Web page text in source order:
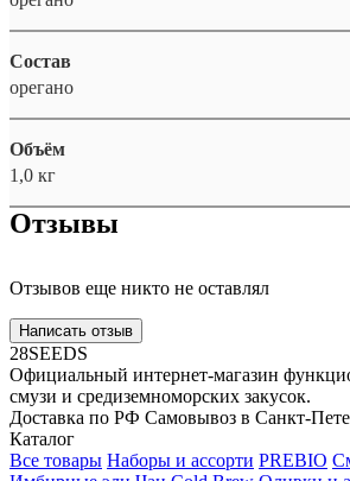
Состав
орегано
Объём
1,0 кг
Отзывы
Отзывов еще никто не оставлял
Написать отзыв
28SEEDS
Официальный интернет-магазин
смузи и средиземноморских закусок.
Доставка по РФ Самовывоз в Санкт-
Каталог
Все товары Наборы и ассорти PREBIO